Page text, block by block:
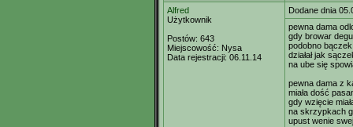
Alfred
Użytkownik
Postów: 643
Miejscowość: Nysa
Data rejestracji: 06.11.14
Dodane dnia
pewna dama
gdy browar
podobno bączek
działał jak
na ube się
pewna dama z
miała dość
gdy wzięcie
na skrzypkach
upust wenie